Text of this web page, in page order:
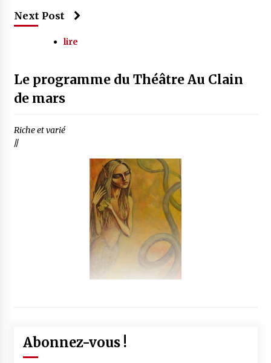
Next Post
lire
Le programme du Théâtre Au Clain
de mars
Riche et varié
//
Abonnez-vous !